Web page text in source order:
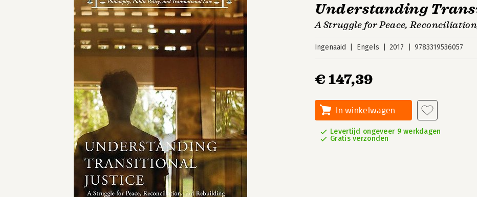
Understanding
A Struggle for Peace,
Ingenaaid Engels 2017 9783319536057
€ 147,39
In winkelwagen
Levertijd ongeveer 9 werkdagen
Gratis verzonden